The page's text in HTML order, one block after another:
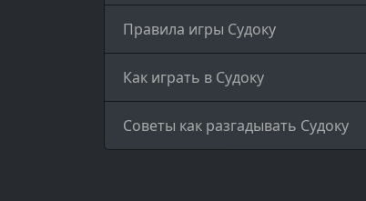
Правила игры Судоку
Как играть в Судоку
Советы как разгадывать Судоку